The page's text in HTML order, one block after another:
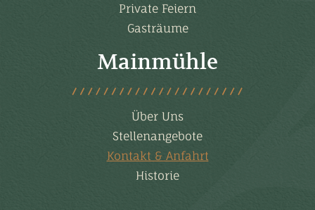
Private Feiern
Gasträume
Mainmühle
Über Uns
Stellenangebote
Kontakt & Anfahrt(current)
Historie